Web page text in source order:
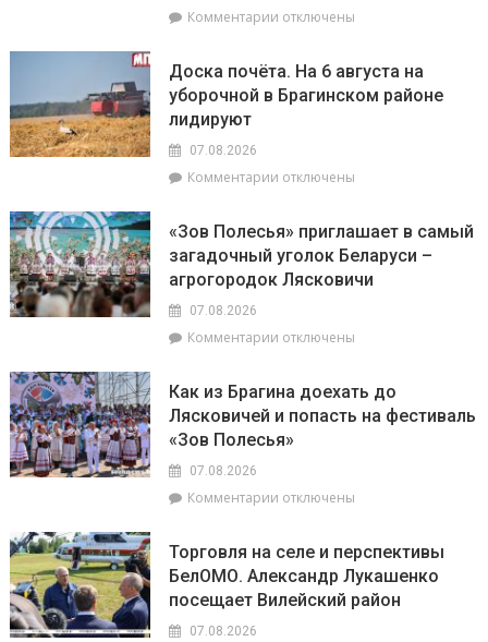
успешны
а
Рыбам
интуиции
Комментарии к
депутатского
корпуса
председателем
депутатов
Инной
Михаленко
торговли
сельской
местности
отключены
Доска почёта. На 6 августа на
уборочной в Брагинском районе
лидируют
07.08.2026
Комментарии к
почёта.
На
6
уборочной
районе
лидируют
отключены
«Зов Полесья» приглашает в самый
загадочный уголок Беларуси –
агрогородок Лясковичи
07.08.2026
Комментарии к
Полесья»
приглашает
в
уголок
агрогородок
Лясковичи
отключены
Как из Брагина доехать до
Лясковичей и попасть на фестиваль
«Зов Полесья»
07.08.2026
Комментарии к
из
Брагина
доехать
отключены
Торговля на селе и перспективы
БелОМО. Александр Лукашенко
посещает Вилейский район
07.08.2026